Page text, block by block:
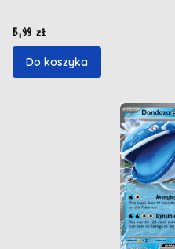
Cena
5,99 zł
Do koszyka